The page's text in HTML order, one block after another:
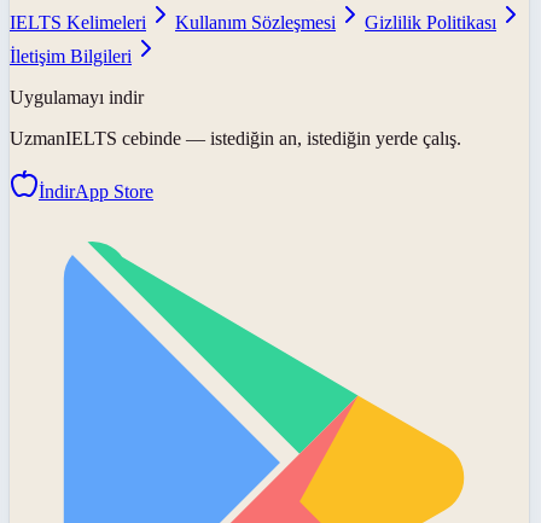
IELTS Kelimeleri
Kullanım Sözleşmesi
Gizlilik Politikası
İletişim Bilgileri
Uygulamayı indir
UzmanIELTS cebinde — istediğin an, istediğin yerde çalış.
İndirApp Store